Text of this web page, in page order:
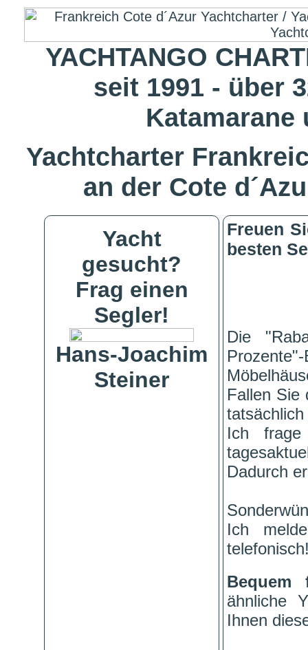
YACHTANGO
seit 1991 - über
Katamarane
Yachtcharter
an der Cote
Yacht
gesucht?
Frag einen
Segler!
Hans-Joachim
Steiner
Freuen
besten
Die
Fallen Sie
Ich
Dadurch
Ich
ähnliche
Ihnen